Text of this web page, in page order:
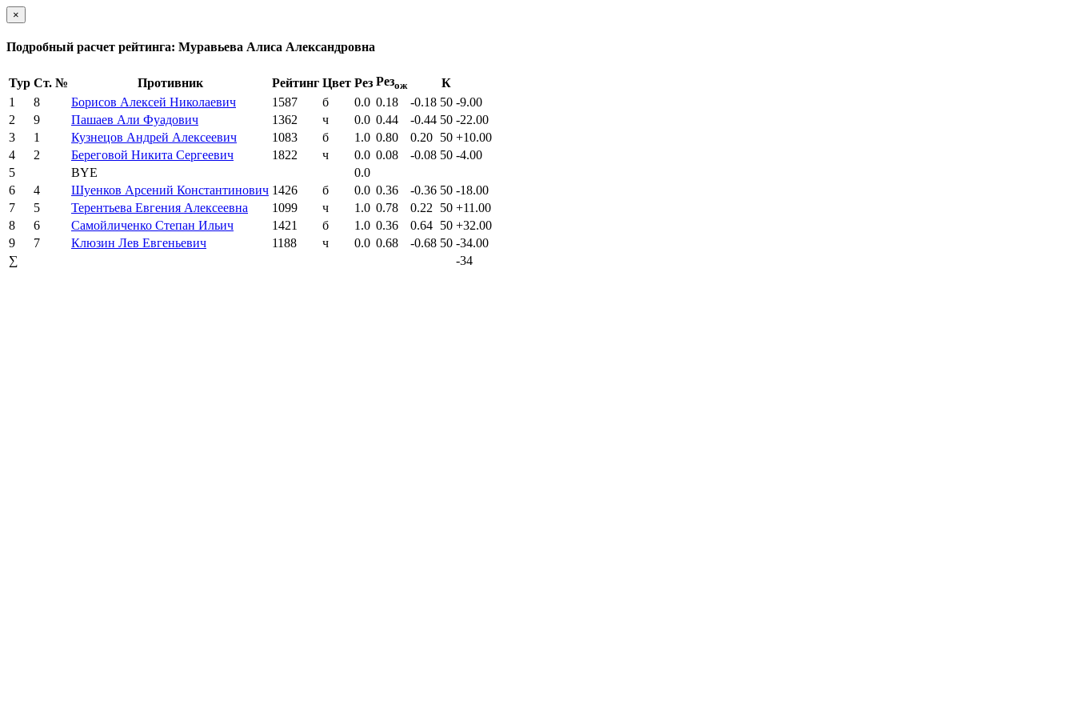
×
Подробный расчет рейтинга: Муравьева Алиса Александровна
Тур Ст. № Противник Рейтинг Цвет Рез Резож
К
1
8 Борисов Алексей Николаевич 1587 б 0.0 0.18 -0.18 50 -9.00
2
9 Пашаев Али Фуадович 1362 ч 0.0 0.44 -0.44 50 -22.00
3
1 Кузнецов Андрей Алексеевич 1083 б 1.0 0.80 0.20 50 +10.00
4
2 Береговой Никита Сергеевич 1822 ч 0.0 0.08 -0.08 50 -4.00
5
BYE
0.0
6
4 Шуенков Арсений Константинович 1426 б 0.0 0.36 -0.36 50 -18.00
7
5 Терентьева Евгения Алексеевна 1099 ч 1.0 0.78 0.22 50 +11.00
8
6 Самойличенко Степан Ильич 1421 б 1.0 0.36 0.64 50 +32.00
9
7 Клюзин Лев Евгеньевич 1188 ч 0.0 0.68 -0.68 50 -34.00
∑
-34